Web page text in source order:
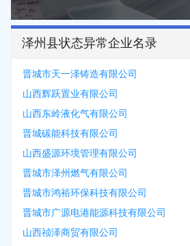
泽州县状态异常企业名录
晋城市天一泽铸造有限公司
山西辉跃置业有限公司
山西东岭液化气有限公司
晋城碳能科技有限公司
山西盛源环境管理有限公司
晋城市泽州燃气有限公司
晋城市鸿裕环保科技有限公司
晋城市广源电港能源科技有限公司
山西祯泽商贸有限公司